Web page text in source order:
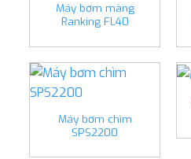
Máy bơm màng
Ranking FL40
Máy bơm chìm
SPS2200